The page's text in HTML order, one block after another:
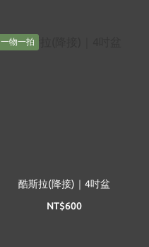
一物一拍
酷斯拉(降接)｜4吋盆
NT$600